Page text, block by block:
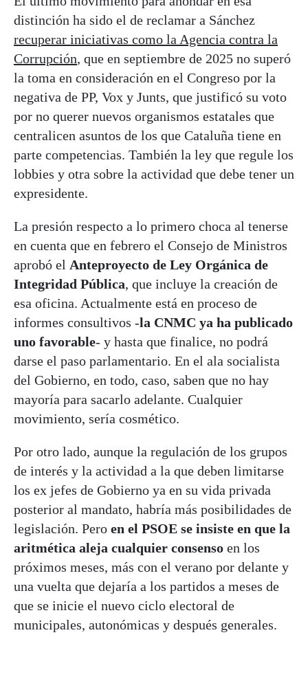
distinción ha sido el de reclamar a Sánchez
recuperar iniciativas como la Agencia contra la
Corrupción, que en septiembre de 2025 no superó
la toma en consideración en el Congreso por la
negativa de PP, Vox y Junts, que justificó su voto
por no querer nuevos organismos estatales que
centralicen asuntos de los que Cataluña tiene en
parte competencias. También la ley que regule los
lobbies y otra sobre la actividad que debe tener un
expresidente.
La presión respecto a lo primero choca al tenerse
en cuenta que en febrero el Consejo de Ministros
aprobó el Anteproyecto de Ley Orgánica de
Integridad Pública, que incluye la creación de
esa oficina. Actualmente está en proceso de
informes consultivos -la CNMC ya ha publicado
uno favorable- y hasta que finalice, no podrá
darse el paso parlamentario. En el ala socialista
del Gobierno, en todo, caso, saben que no hay
mayoría para sacarlo adelante. Cualquier
movimiento, sería cosmético.
Por otro lado, aunque la regulación de los grupos
de interés y la actividad a la que deben limitarse
los ex jefes de Gobierno ya en su vida privada
posterior al mandato, habría más posibilidades de
legislación. Pero en el PSOE se insiste en que la
aritmética aleja cualquier consenso en los
próximos meses, más con el verano por delante y
una vuelta que dejaría a los partidos a meses de
que se inicie el nuevo ciclo electoral de
municipales, autonómicas y después generales.